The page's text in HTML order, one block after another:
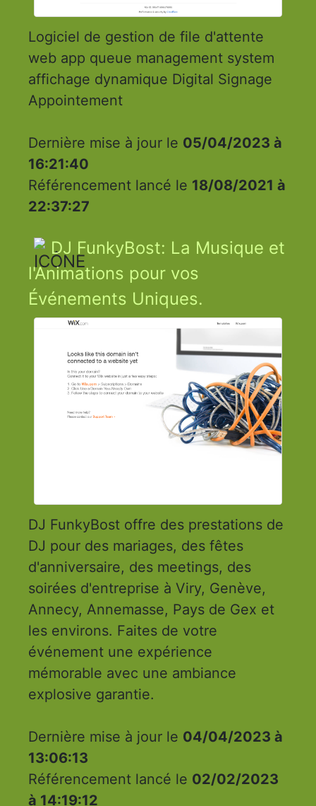
Logiciel de gestion de file d'attente
web app queue management system
affichage dynamique Digital Signage
Appointement
Dernière mise à jour le 05/04/2023 à
16:21:40
Référencement lancé le 18/08/2021 à
22:37:27
DJ FunkyBost: La Musique et
l'Animations pour vos
Événements Uniques.
DJ FunkyBost offre des prestations de
DJ pour des mariages, des fêtes
d'anniversaire, des meetings, des
soirées d'entreprise à Viry, Genève,
Annecy, Annemasse, Pays de Gex et
les environs. Faites de votre
événement une expérience
mémorable avec une ambiance
explosive garantie.
Dernière mise à jour le 04/04/2023 à
13:06:13
Référencement lancé le 02/02/2023
à 14:19:12